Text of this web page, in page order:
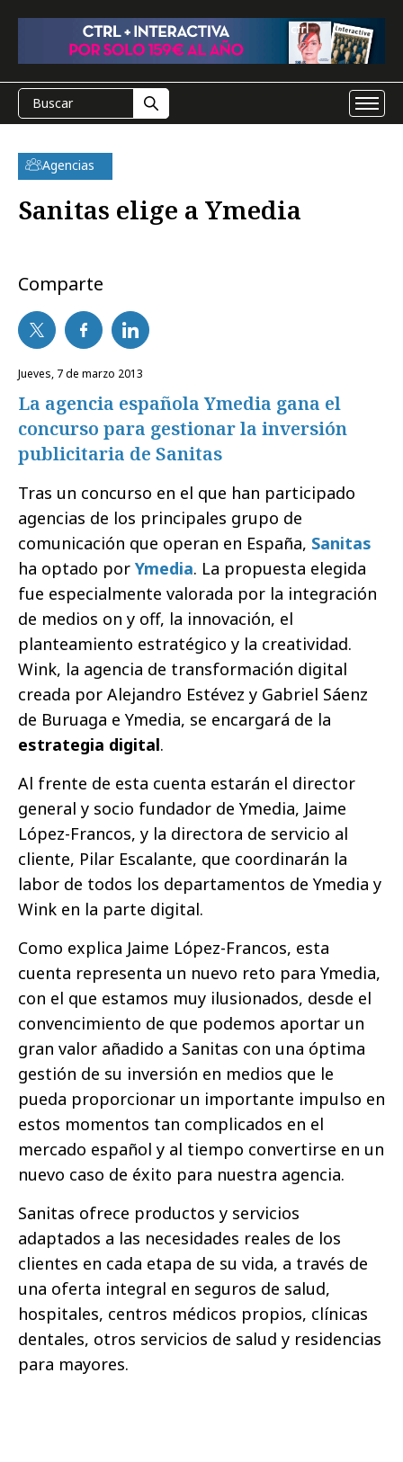
Agencias
Sanitas elige a Ymedia
Comparte
jueves, 7 de marzo 2013
La agencia española Ymedia gana el
concurso para gestionar la inversión
publicitaria de Sanitas
Tras un concurso en el que han participado
agencias de los principales grupo de
comunicación que operan en España, Sanitas
ha optado por Ymedia. La propuesta elegida
fue especialmente valorada por la integración
de medios on y off, la innovación, el
planteamiento estratégico y la creatividad.
Wink, la agencia de transformación digital
creada por Alejandro Estévez y Gabriel Sáenz
de Buruaga e Ymedia, se encargará de la
estrategia digital.
Al frente de esta cuenta estarán el director
general y socio fundador de Ymedia, Jaime
López-Francos, y la directora de servicio al
cliente, Pilar Escalante, que coordinarán la
labor de todos los departamentos de Ymedia y
Wink en la parte digital.
Como explica Jaime López-Francos, esta
cuenta representa un nuevo reto para Ymedia,
con el que estamos muy ilusionados, desde el
convencimiento de que podemos aportar un
gran valor añadido a Sanitas con una óptima
gestión de su inversión en medios que le
pueda proporcionar un importante impulso en
estos momentos tan complicados en el
mercado español y al tiempo convertirse en un
nuevo caso de éxito para nuestra agencia.
Sanitas ofrece productos y servicios
adaptados a las necesidades reales de los
clientes en cada etapa de su vida, a través de
una oferta integral en seguros de salud,
hospitales, centros médicos propios, clínicas
dentales, otros servicios de salud y residencias
para mayores.